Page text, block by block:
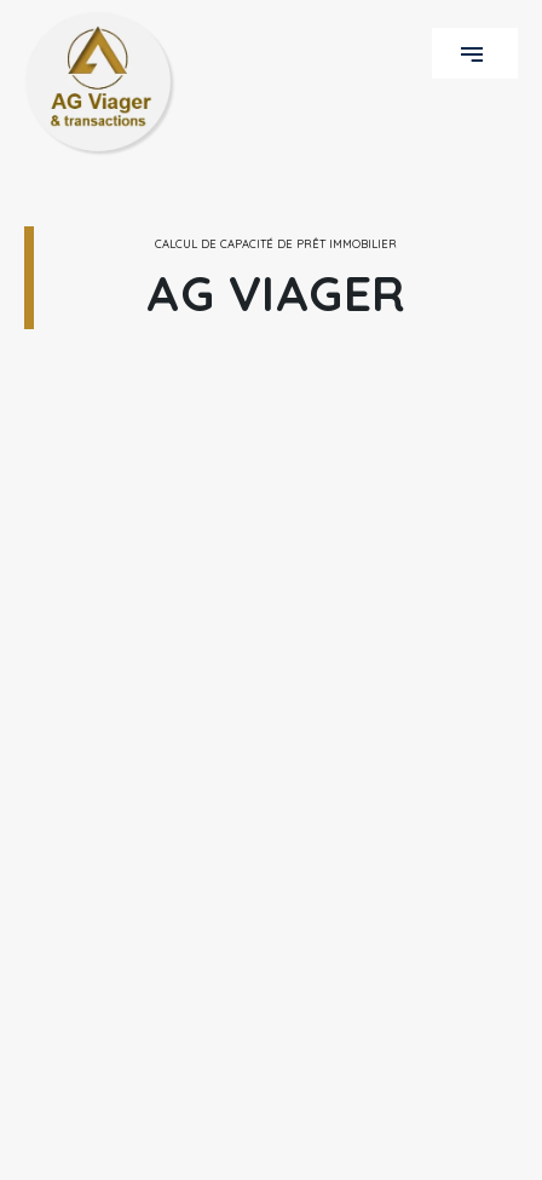
CALCUL DE CAPACITÉ DE PRÊT IMMOBILIER
AG VIAGER